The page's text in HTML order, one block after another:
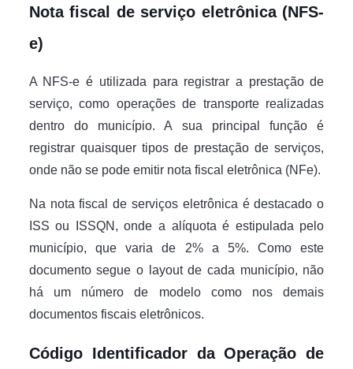
Nota fiscal de serviço eletrônica (NFS-
e)
A NFS-e é utilizada para registrar a prestação de
serviço, como operações de transporte realizadas
dentro do município. A sua principal função é
registrar quaisquer tipos de prestação de serviços,
onde não se pode emitir nota fiscal eletrônica (NFe).
Na nota fiscal de serviços eletrônica é destacado o
ISS ou ISSQN, onde a alíquota é estipulada pelo
município, que varia de 2% a 5%. Como este
documento segue o layout de cada município, não
há um número de modelo como nos demais
documentos fiscais eletrônicos.
Código Identificador da Operação de